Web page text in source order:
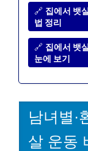
🔗 집에서 뱃
법 정리
🔗 집에서 뱃
눈에 보기
남녀별·
살 운동